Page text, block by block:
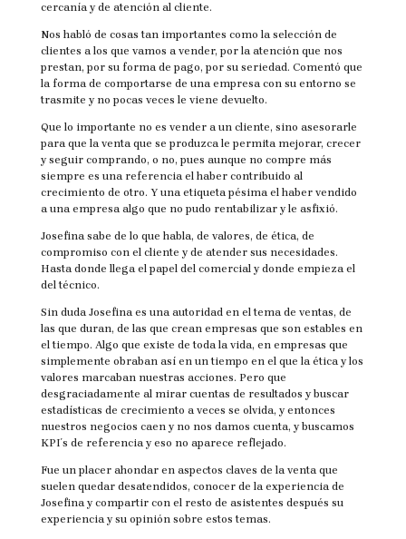
cercanía y de atención al cliente.
Nos habló de cosas tan importantes como la selección de
clientes a los que vamos a vender, por la atención que nos
prestan, por su forma de pago, por su seriedad. Comentó que
la forma de comportarse de una empresa con su entorno se
trasmite y no pocas veces le viene devuelto.
Que lo importante no es vender a un cliente, sino asesorarle
para que la venta que se produzca le permita mejorar, crecer
y seguir comprando, o no, pues aunque no compre más
siempre es una referencia el haber contribuido al
crecimiento de otro. Y una etiqueta pésima el haber vendido
a una empresa algo que no pudo rentabilizar y le asfixió.
Josefina sabe de lo que habla, de valores, de ética, de
compromiso con el cliente y de atender sus necesidades.
Hasta donde llega el papel del comercial y donde empieza el
del técnico.
Sin duda Josefina es una autoridad en el tema de ventas, de
las que duran, de las que crean empresas que son estables en
el tiempo. Algo que existe de toda la vida, en empresas que
simplemente obraban así en un tiempo en el que la ética y los
valores marcaban nuestras acciones. Pero que
desgraciadamente al mirar cuentas de resultados y buscar
estadísticas de crecimiento a veces se olvida, y entonces
nuestros negocios caen y no nos damos cuenta, y buscamos
KPI´s de referencia y eso no aparece reflejado.
Fue un placer ahondar en aspectos claves de la venta que
suelen quedar desatendidos, conocer de la experiencia de
Josefina y compartir con el resto de asistentes después su
experiencia y su opinión sobre estos temas.